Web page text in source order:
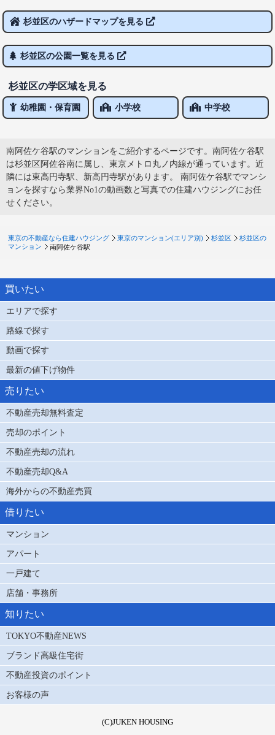
杉並区のハザードマップを見る
杉並区の公園一覧を見る
杉並区の学区域を見る
幼稚園・保育園 小学校 中学校
南阿佐ケ谷駅のマンションをご紹介するページです。南阿佐ケ谷駅
は杉並区阿佐谷南に属し、東京メトロ丸ノ内線が通っています。近
隣には東高円寺駅、新高円寺駅があります。 南阿佐ケ谷駅でマンシ
ョンを探すなら業界No1の動画数と写真での住建ハウジングにお任
せください。
東京の不動産なら住建ハウジング 東京のマンション(エリア別) 杉並区
杉並区の
マンション
南阿佐ケ谷駅
買いたい
エリアで探す
路線で探す
動画で探す
最新の値下げ物件
売りたい
不動産売却無料査定
売却のポイント
不動産売却の流れ
不動産売却Q&A
海外からの不動産売買
借りたい
マンション
アパート
一戸建て
店舗・事務所
知りたい
TOKYO不動産NEWS
ブランド高級住宅街
不動産投資のポイント
お客様の声
(C)JUKEN HOUSING